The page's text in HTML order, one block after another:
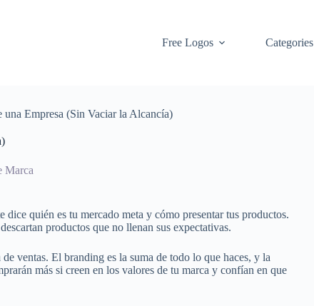
Free Logos
Categories
Empresa (Sin Vaciar la Alcancía)
Marca
dice quién es tu mercado meta y cómo presentar tus productos.
productos que no llenan sus expectativas.
ventas. El branding es la suma de todo lo que haces, y la
más si creen en los valores de tu marca y confían en que